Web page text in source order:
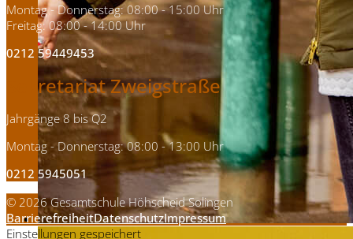
Montag - Donnerstag: 08:00 - 15:00 Uhr
Freitag: 08:00 - 14:00 Uhr
0212 59449453
Sekretariat Zweigstraße
Jahrgänge 8 bis Q2
Montag - Donnerstag: 08:00 - 13:00 Uhr
0212 5945051
© 2026 Gesamtschule Höhscheid Solingen
BarrierefreiheitDatenschutzImpressum
Einstellungen gespeichert